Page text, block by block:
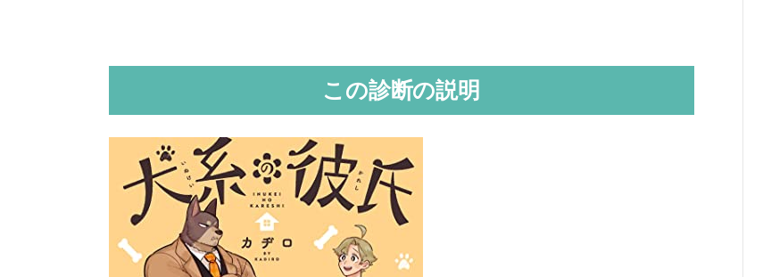
この診断の説明